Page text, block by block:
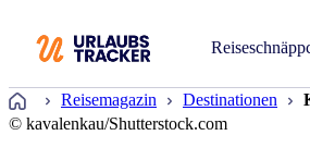
Startseite
Reisemagazin Destinationen
© kavalenkau/Shutterstock.com